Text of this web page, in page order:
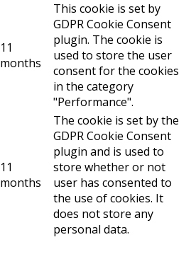
11
months
This cookie is set by
GDPR Cookie Consent
plugin. The cookie is
used to store the user
consent for the cookies
in the category
"Performance".
11
months
The cookie is set by the
GDPR Cookie Consent
plugin and is used to
store whether or not
user has consented to
the use of cookies. It
does not store any
personal data.